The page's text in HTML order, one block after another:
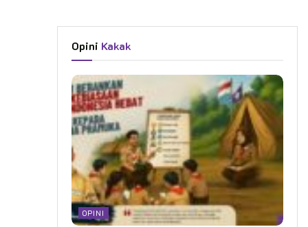
Opini Kakak
OPINI